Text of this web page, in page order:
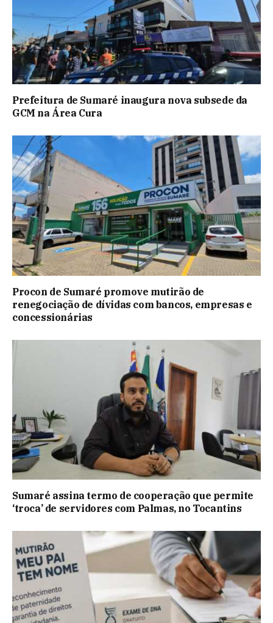
Prefeitura de Sumaré inaugura nova subsede da
GCM na Área Cura
Procon de Sumaré promove mutirão de
renegociação de dívidas com bancos, empresas e
concessionárias
Sumaré assina termo de cooperação que permite
‘troca’ de servidores com Palmas, no Tocantins